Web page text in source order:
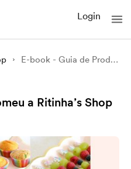
Login
E-book - Guia de Produtos de Supermercado
a Ritinha’s Shop